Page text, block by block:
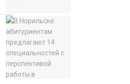
и
облаках»
в Кайеркане
в